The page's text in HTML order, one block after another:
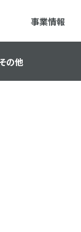
事業情報
の他